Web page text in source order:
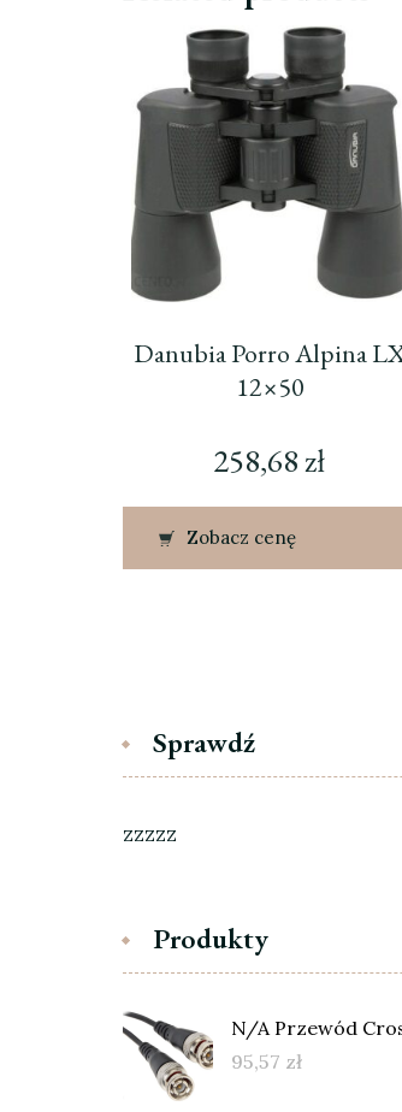
Danubia Porro Alpina
12×50
258,68zł
Zobacz cenę
Sprawdź
zzzzz
Produkty
N/A Przewód
95,57 zł